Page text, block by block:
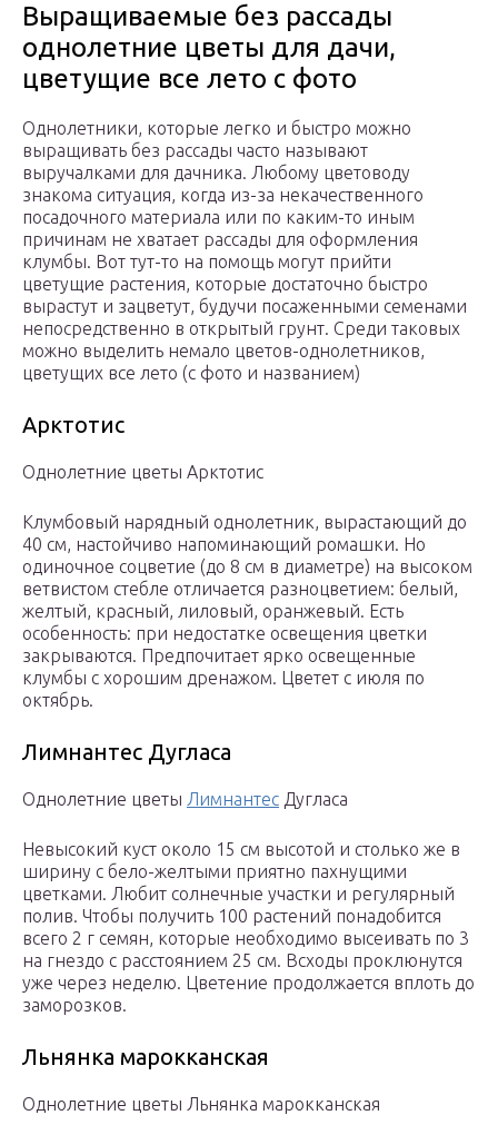
Выращиваемые без рассады
однолетние цветы для дачи,
цветущие все лето с фото
Однолетники, которые легко и быстро можно
выращивать без рассады часто называют
выручалками для дачника. Любому цветоводу
знакома ситуация, когда из-за некачественного
посадочного материала или по каким-то иным
причинам не хватает рассады для оформления
клумбы. Вот тут-то на помощь могут прийти
цветущие растения, которые достаточно быстро
вырастут и зацветут, будучи посаженными семенами
непосредственно в открытый грунт. Среди таковых
можно выделить немало цветов-однолетников,
цветущих все лето (с фото и названием)
Арктотис
Однолетние цветы Арктотис
Клумбовый нарядный однолетник, вырастающий до
40 см, настойчиво напоминающий ромашки. Но
одиночное соцветие (до 8 см в диаметре) на высоком
ветвистом стебле отличается разноцветием: белый,
желтый, красный, лиловый, оранжевый. Есть
особенность: при недостатке освещения цветки
закрываются. Предпочитает ярко освещенные
клумбы с хорошим дренажом. Цветет с июля по
октябрь.
Лимнантес Дугласа
Однолетние цветы Лимнантес Дугласа
Невысокий куст около 15 см высотой и столько же в
ширину с бело-желтыми приятно пахнущими
цветками. Любит солнечные участки и регулярный
полив. Чтобы получить 100 растений понадобится
всего 2 г семян, которые необходимо высеивать по 3
на гнездо с расстоянием 25 см. Всходы проклюнутся
уже через неделю. Цветение продолжается вплоть до
заморозков.
Льнянка марокканская
Однолетние цветы Льнянка марокканская